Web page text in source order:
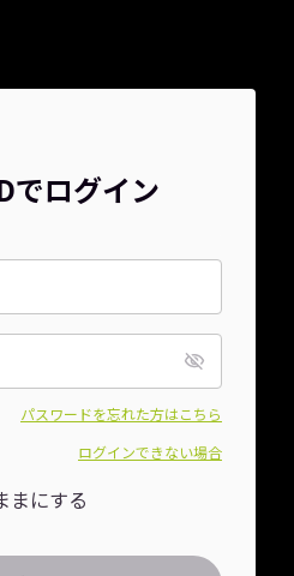
ログイン
パスワードを忘れた方はこちら
ログインできない場合
まにする